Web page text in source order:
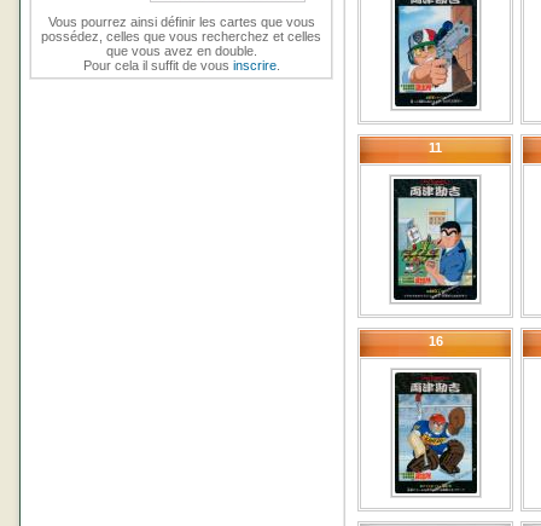
Vous pourrez ainsi définir les cartes que vous
possédez, celles que vous recherchez et celles
que vous avez en double.
Pour cela il suffit de vous inscrire.
11
16